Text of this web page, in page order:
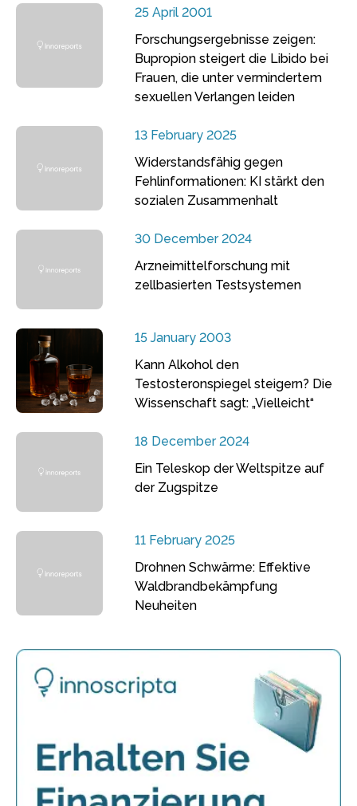
25 April 2001
Forschungsergebnisse zeigen:
Bupropion steigert die Libido bei
Frauen, die unter vermindertem
sexuellen Verlangen leiden
13 February 2025
Widerstandsfähig gegen
Fehlinformationen: KI stärkt den
sozialen Zusammenhalt
30 December 2024
Arzneimittelforschung mit
zellbasierten Testsystemen
15 January 2003
Kann Alkohol den
Testosteronspiegel steigern? Die
Wissenschaft sagt: „Vielleicht“
18 December 2024
Ein Teleskop der Weltspitze auf
der Zugspitze
11 February 2025
Drohnen Schwärme: Effektive
Waldbrandbekämpfung
Neuheiten